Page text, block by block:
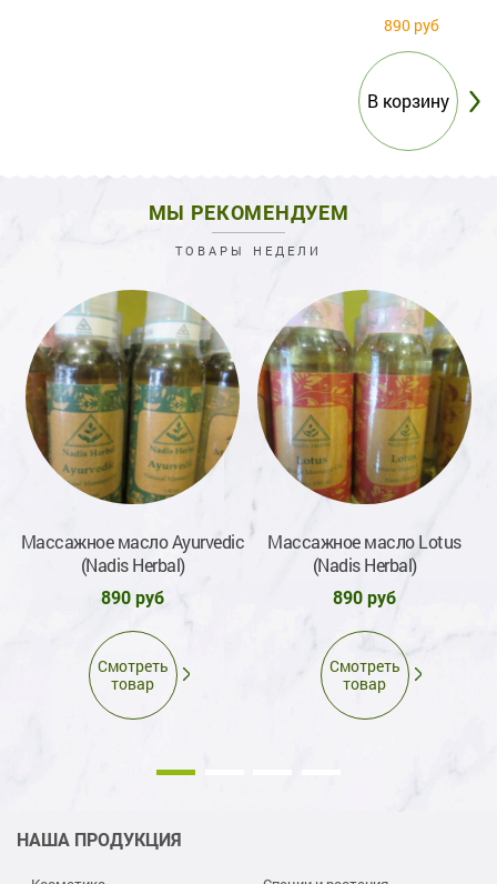
890 руб
МЫ РЕКОМЕНДУЕМ
ТОВАРЫ НЕДЕЛИ
Массажное масло Ayurvedic
(Nadis Herbal)
890 руб
Смотреть
товар
Массажное масло Lotus
(Nadis Herbal)
890 руб
Смотреть
товар
НАША ПРОДУКЦИЯ